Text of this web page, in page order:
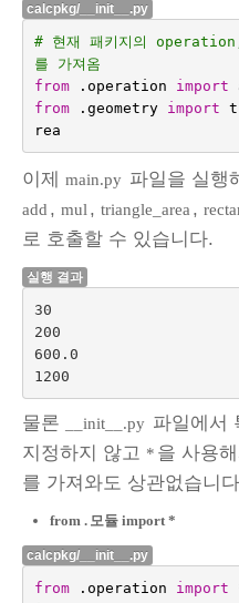
calcpkg/__init__.py
# 현재 패키지의
를 가져옴
from
.operation import
from
.geometry import
rea
이제 main.py 파일을 실행
add , mul , triangle_area ,
로 호출할 수 있습니다.
실행 결과
30
200
600.0
물론 __init__.py 파일에서
지정하지 않고 * 을 사용
를 가져와도 상관없습니
from . 모듈 import *
calcpkg/__init__.py
from .operation import